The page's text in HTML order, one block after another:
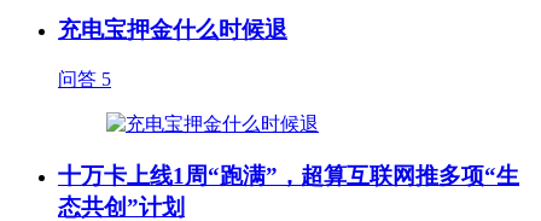
充电宝押金什么时候退
问答 5
十万卡上线1周“跑满”，超算互联网推多项“生
态共创”计划